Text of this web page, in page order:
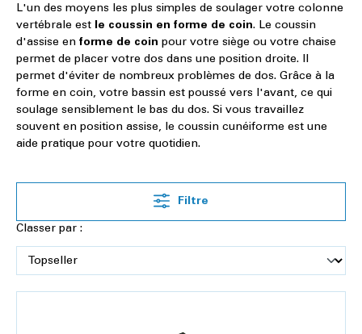
L'un des moyens les plus simples de soulager votre colonne
vertébrale est le coussin en forme de coin. Le coussin
d'assise en forme de coin pour votre siège ou votre chaise
permet de placer votre dos dans une position droite. Il
permet d'éviter de nombreux problèmes de dos. Grâce à la
forme en coin, votre bassin est poussé vers l'avant, ce qui
soulage sensiblement le bas du dos. Si vous travaillez
souvent en position assise, le coussin cunéiforme est une
aide pratique pour votre quotidien.
Filtre
Classer par :